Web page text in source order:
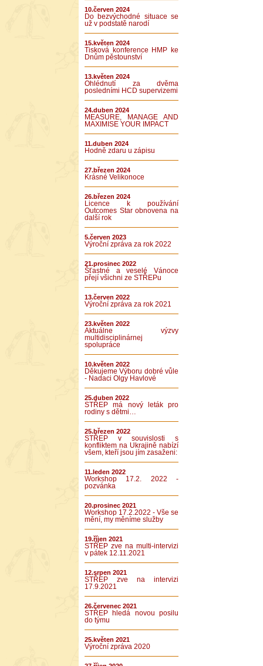
10.červen 2024
Do bezvýchodné situace se
už v podstatě narodí
15.květen 2024
Tisková konference HMP ke
Dnům pěstounství
13.květen 2024
Ohlédnutí za dvěma
posledními HCD supervizemi
24.duben 2024
MEASURE, MANAGE AND
MAXIMISE YOUR IMPACT
11.duben 2024
Hodně zdaru u zápisu
27.březen 2024
Krásné Velikonoce
26.březen 2024
Licence k používání
Outcomes Star obnovena na
další rok
5.červen 2023
Výroční zpráva za rok 2022
21.prosinec 2022
Šťastné a veselé Vánoce
přejí všichni ze STŘEPu
13.červen 2022
Výroční zpráva za rok 2021
23.květen 2022
Aktuálne výzvy
multidisciplinárnej
spolupráce
10.květen 2022
Děkujeme Výboru dobré vůle
- Nadaci Olgy Havlové
25.duben 2022
STŘEP má nový leták pro
rodiny s dětmi…
25.březen 2022
STŘEP v souvislosti s
konfliktem na Ukrajině nabízí
všem, kteří jsou jím zasaženi:
11.leden 2022
Workshop 17.2. 2022 -
pozvánka
20.prosinec 2021
Workshop 17.2.2022 - Vše se
mění, my měníme služby
19.říjen 2021
STŘEP zve na multi-intervizi
v pátek 12.11.2021
12.srpen 2021
STŘEP zve na intervizi
17.9.2021
26.červenec 2021
STŘEP hledá novou posilu
do týmu
25.květen 2021
Výroční zpráva 2020